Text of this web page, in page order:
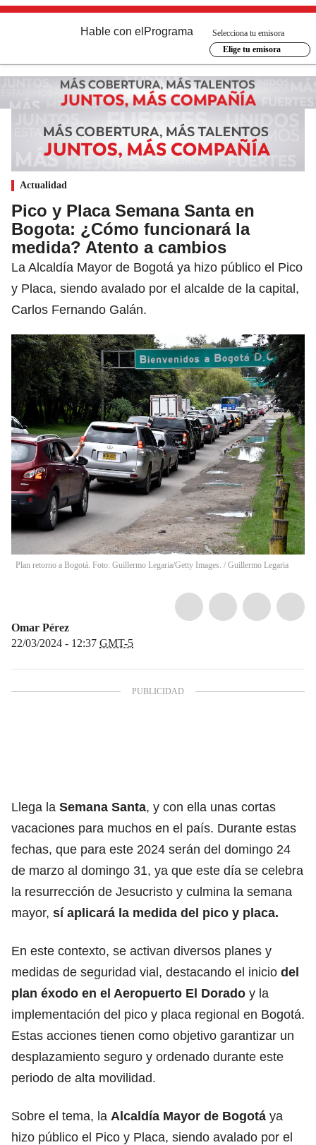
Hable con el Programa
Selecciona tu emisora
Elige tu emisora
Actualidad
Pico y Placa Semana Santa en
Bogota: ¿Cómo funcionará la
medida? Atento a cambios
La Alcaldía Mayor de Bogotá ya hizo público el Pico
y Placa, siendo avalado por el alcalde de la capital,
Carlos Fernando Galán.
Plan retorno a Bogotá. Foto: Guillermo Legaria/Getty Images. / Guillermo Legaria
Omar Pérez
22/03/2024 - 12:37 GMT-5
Llega la Semana Santa, y con ella unas cortas
vacaciones para muchos en el país. Durante estas
fechas, que para este 2024 serán del domingo 24
de marzo al domingo 31, ya que este día se celebra
la resurrección de Jesucristo y culmina la semana
mayor, sí aplicará la medida del pico y placa.
En este contexto, se activan diversos planes y
medidas de seguridad vial, destacando el inicio del
plan éxodo en el Aeropuerto El Dorado y la
implementación del pico y placa regional en Bogotá.
Estas acciones tienen como objetivo garantizar un
desplazamiento seguro y ordenado durante este
periodo de alta movilidad.
Sobre el tema, la Alcaldía Mayor de Bogotá ya
hizo público el Pico y Placa, siendo avalado por el